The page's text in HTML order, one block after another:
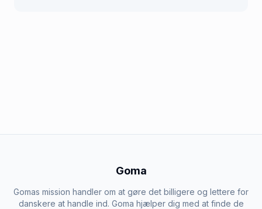
Goma
Gomas mission handler om at gøre det billigere og lettere for
danskere at handle ind. Goma hjælper dig med at finde de